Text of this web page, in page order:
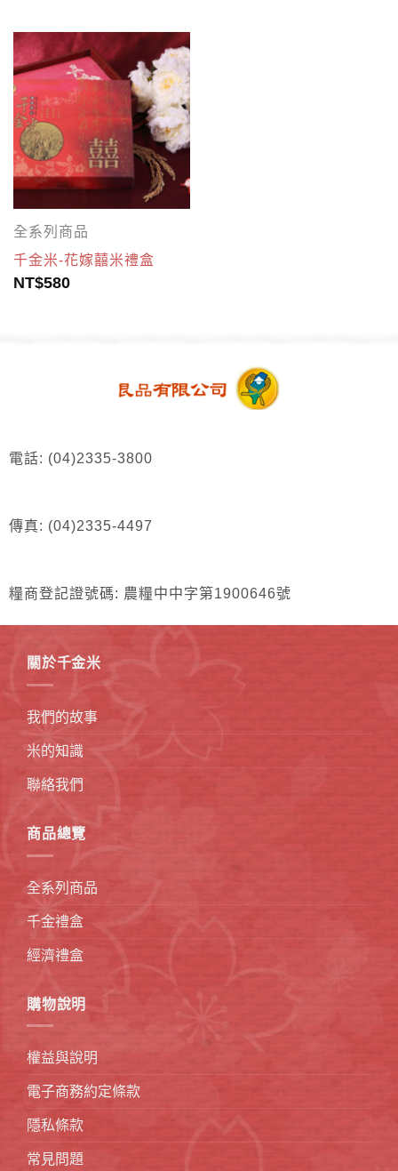
全系列商品
千金米-花嫁囍米禮盒
NT$580
電話: (04)2335-3800
傳真: (04)2335-4497
糧商登記證號碼: 農糧中中字第1900646號
關於千金米
我們的故事
米的知識
聯絡我們
商品總覽
全系列商品
千金禮盒
經濟禮盒
購物說明
權益與說明
電子商務約定條款
隱私條款
常見問題